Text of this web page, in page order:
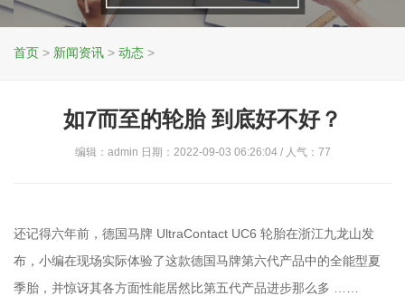
首页 > 新闻资讯 > 动态 >
如7而至的轮胎 到底好不好？
编辑：admin 日期：2022-09-03 06:26:04 / 人气： 77
还记得六年前，德国马牌 UltraContact UC6 轮胎在浙江九龙山发
布，小编在现场实际体验了这款德国马牌第六代产品中的全能型夏
季胎，并惊讶其各方面性能居然比第五代产品进步那么多 ……